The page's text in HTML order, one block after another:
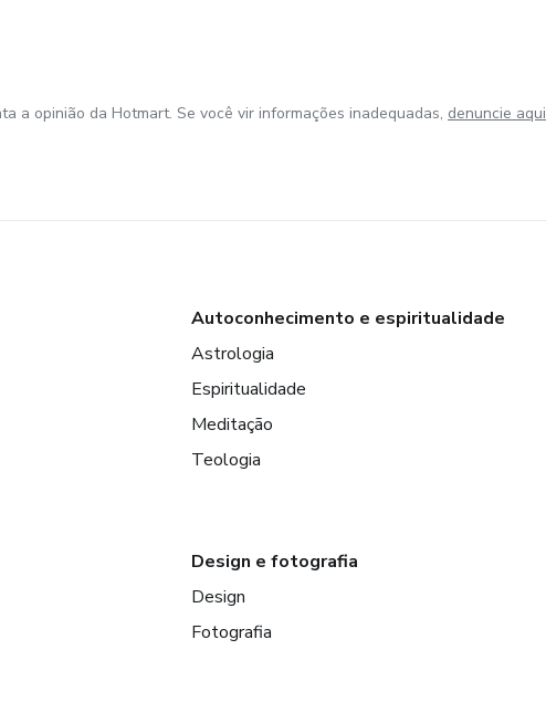
a opinião da Hotmart. Se você vir informações inadequadas, denuncie aqui
Autoconhecimento e espiritualidade
Astrologia
Espiritualidade
Meditação
Teologia
Design e fotografia
Design
Fotografia